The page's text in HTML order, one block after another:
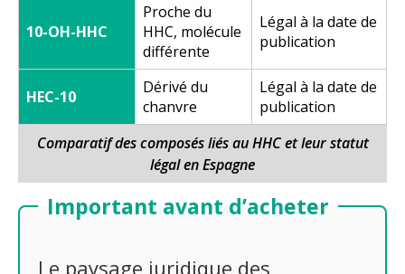
Comparatif des composés liés au HHC et leur statut
légal en Espagne
10-OH-HHC
Proche du
HHC, molécule
différente
Légal à la date de
publication
HEC-10
Dérivé du
chanvre
Légal à la date de
publication
Important avant d’acheter
Le paysage juridique des